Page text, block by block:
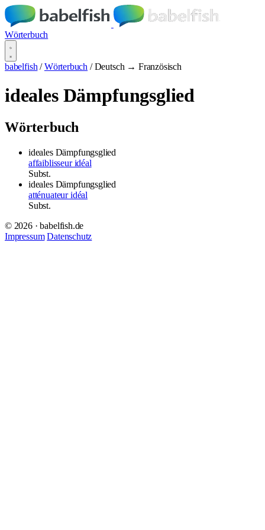
Wörterbuch
babelfish / Wörterbuch / Deutsch → Französisch
ideales Dämpfungsglied
Wörterbuch
ideales Dämpfungsglied
affaiblisseur idéal
Subst.
ideales Dämpfungsglied
atténuateur idéal
Subst.
© 2026 · babelfish.de
Impressum Datenschutz